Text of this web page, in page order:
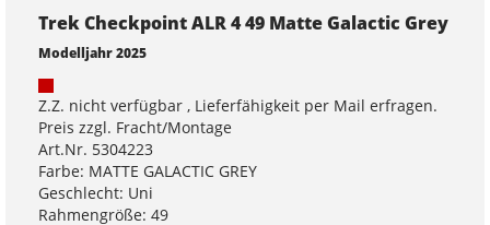
Trek Checkpoint ALR 4 49 Matte Galactic Grey
Modelljahr 2025
Z.Z. nicht verfügbar , Lieferfähigkeit per Mail erfragen.
Preis zzgl. Fracht/Montage
Art.Nr. 5304223
Farbe: MATTE GALACTIC GREY
Geschlecht: Uni
Rahmengröße: 49